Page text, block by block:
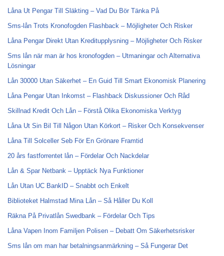
Låna Ut Pengar Till Släkting – Vad Du Bör Tänka På
Sms-lån Trots Kronofogden Flashback – Möjligheter Och Risker
Låna Pengar Direkt Utan Kreditupplysning – Möjligheter Och Risker
Sms lån när man är hos kronofogden – Utmaningar och Alternativa
Lösningar
Lån 30000 Utan Säkerhet – En Guid Till Smart Ekonomisk Planering
Låna Pengar Utan Inkomst – Flashback Diskussioner Och Råd
Skillnad Kredit Och Lån – Förstå Olika Ekonomiska Verktyg
Låna Ut Sin Bil Till Någon Utan Körkort – Risker Och Konsekvenser
Låna Till Solceller Seb För En Grönare Framtid
20 års fastforrentet lån – Fördelar Och Nackdelar
Lån & Spar Netbank – Upptäck Nya Funktioner
Lån Utan UC BankID – Snabbt och Enkelt
Biblioteket Halmstad Mina Lån – Så Håller Du Koll
Räkna På Privatlån Swedbank – Fördelar Och Tips
Låna Vapen Inom Familjen Polisen – Debatt Om Säkerhetsrisker
Sms lån om man har betalningsanmärkning – Så Fungerar Det